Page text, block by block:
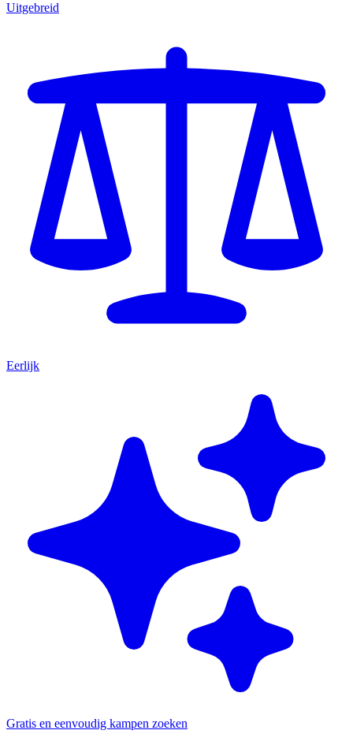
Uitgebreid
Eerlijk
Gratis en eenvoudig kampen zoeken